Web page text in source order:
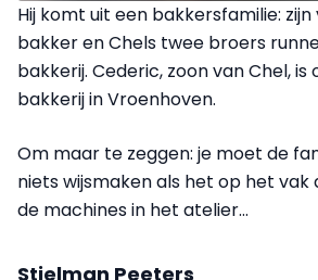
Hij komt uit een bakkersfamilie:
bakker en Chels twee broers
bakkerij. Cederic, zoon van Chel, is
bakkerij in Vroenhoven.
Om maar te zeggen: je moet de
niets wijsmaken als het op het
de machines in het atelier...
Stielman Peeters